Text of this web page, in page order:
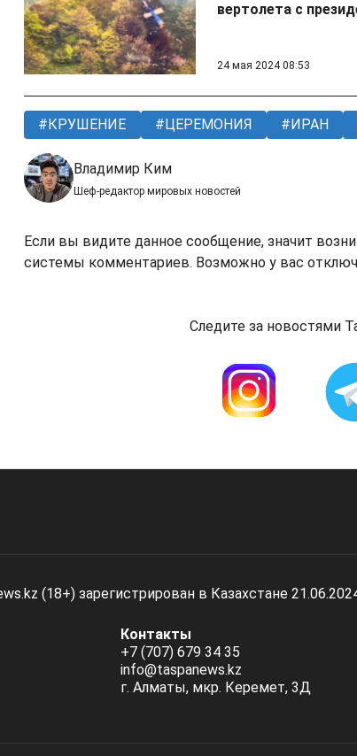
вертолета с
24 мая 2024 08:53
КРУШЕНИЕ ЦЕРЕМОНИЯ ИРАН
Владимир Ким
Шеф-редактор мировых новостей
Если вы видите данное сообщение, значит
системы комментариев. Возможно у вас
Следите за новостями
(18+) зарегистрирован в Казахстане
Контакты
+7 (707) 679 34 35
info@taspanews.kz
г. Алматы, мкр. Керемет, 3Д